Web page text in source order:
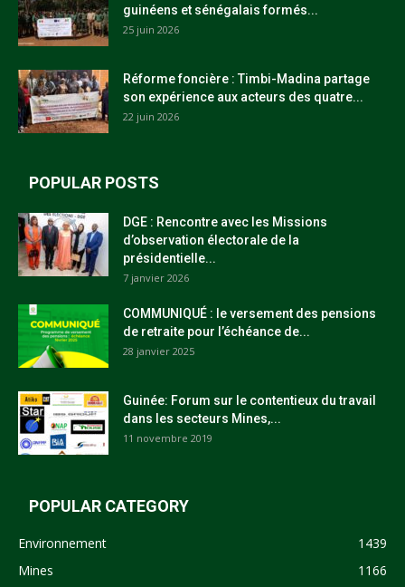
guinéens et sénégalais formés...
25 juin 2026
Réforme foncière : Timbi-Madina partage
son expérience aux acteurs des quatre...
22 juin 2026
POPULAR POSTS
DGE : Rencontre avec les Missions
d’observation électorale de la
présidentielle...
7 janvier 2026
COMMUNIQUÉ : le versement des pensions
de retraite pour l’échéance de...
28 janvier 2025
Guinée: Forum sur le contentieux du travail
dans les secteurs Mines,...
11 novembre 2019
POPULAR CATEGORY
Environnement
1439
Mines
1166